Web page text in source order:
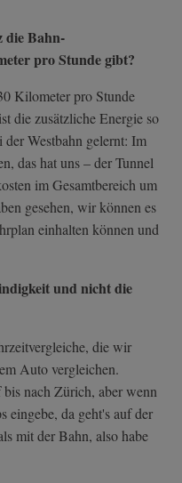
die Bahn-
pro Stunde gibt?
Kilometer pro Stunde
die zusätzliche Energie so
Westbahn gelernt: Im
das hat uns – der Tunnel
im Gesamtbereich um
gesehen, wir können es
einhalten können und
und nicht die
die wir
Auto vergleichen.
nach Zürich, aber wenn
eingebe, da geht's auf der
mit der Bahn, also habe